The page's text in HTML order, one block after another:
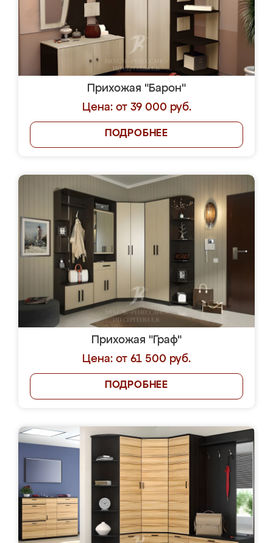
Прихожая "Барон"
Цена: от 39 000 руб.
ПОДРОБНЕЕ
Прихожая "Граф"
Цена: от 61 500 руб.
ПОДРОБНЕЕ